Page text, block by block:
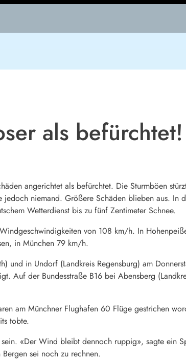
als befürchtet!
angerichtet als befürchtet. Die Sturmböen
niemand. Größere Schäden blieben aus. In
Wetterdienst bis zu fünf Zentimeter Schnee.
von 108 km/h. In
in München 79 km/h.
und in Undorf (Landkreis Regensburg) am
Auf der Bundesstraße B16 bei Abensberg
am Münchner Flughafen 60 Flüge gestrichen
tobte.
«Der Wind bleibt dennoch ruppig», sagte ein
sei noch zu rechnen.